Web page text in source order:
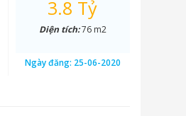
3.8 Tỷ
Diện tích:76 m2
Ngày đăng: 25-06-2020